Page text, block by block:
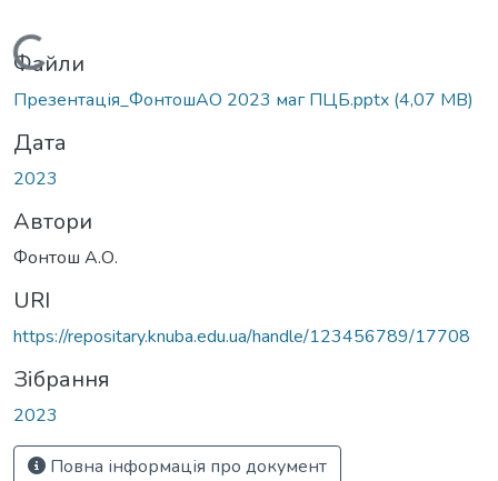
Вантажиться...
Файли
Презентація_ФонтошАО 2023 маг ПЦБ.pptx (4,07 MB)
Дата
2023
Автори
Фонтош А.О.
URI
https://repositary.knuba.edu.ua/handle/123456789/17708
Зібрання
2023
Повна інформація про документ